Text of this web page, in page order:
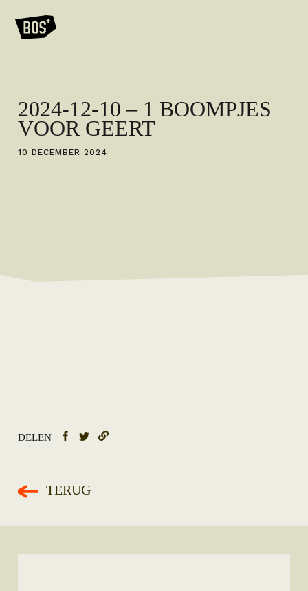
2024-12-10 – 1 BOOMPJES
VOOR GEERT
10 DECEMBER 2024
DELEN
TERUG